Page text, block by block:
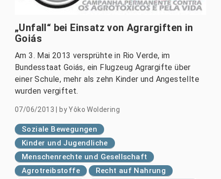
„Unfall“ bei Einsatz von Agrargiften in
Goiás
Am 3. Mai 2013 versprühte in Rio Verde, im
Bundesstaat Goiás, ein Flugzeug Agrargifte über
einer Schule, mehr als zehn Kinder und Angestellte
wurden vergiftet.
07/06/2013 byYôko Woldering
Soziale Bewegungen
Kinder und Jugendliche
Menschenrechte und Gesellschaft
Agrotreibstoffe
Recht auf Nahrung